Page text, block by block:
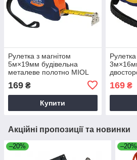
Рулетка з магнітом
5м×19мм будівельна
металеве полотно MIOL
169 ₴
Купити
169₴
Акційні пропозиції та новинки
–20% –20%